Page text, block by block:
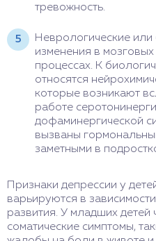
тревожность.
Неврологические
изменения в мозговых
процессах. К
относятся
которые возникают
работе
дофаминергической
вызваны
заметными в
Признаки депрессии у
варьируются в
развития. У младших
соматические симптомы,